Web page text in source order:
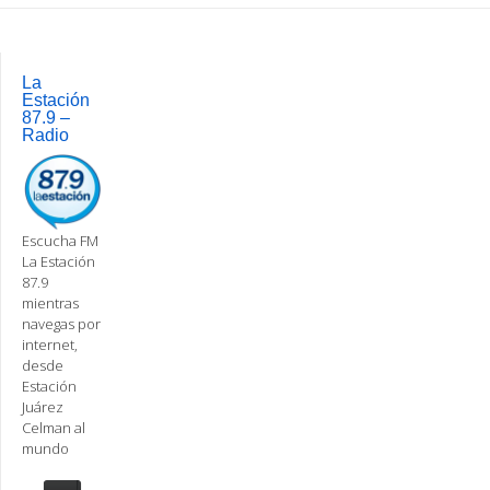
navigation
La
Estación
87.9 –
Radio
Escucha FM
La Estación
87.9
mientras
navegas por
internet,
desde
Estación
Juárez
Celman al
mundo